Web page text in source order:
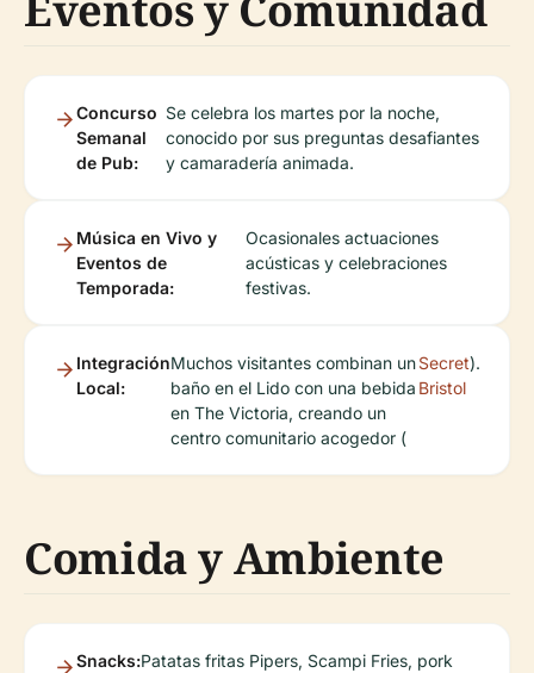
Concurso
Semanal
de Pub:
Se celebra los martes por la noche,
conocido por sus preguntas desafiantes
y camaradería animada.
Música en Vivo y
Eventos de
Temporada:
Ocasionales actuaciones
acústicas y celebraciones
festivas.
Integración
Local:
Muchos visitantes combinan un
baño en el Lido con una bebida
en The Victoria, creando un
centro comunitario acogedor (
Secret
Bristol
).
Comida y Ambiente
Snacks:Patatas fritas Pipers, Scampi Fries, pork